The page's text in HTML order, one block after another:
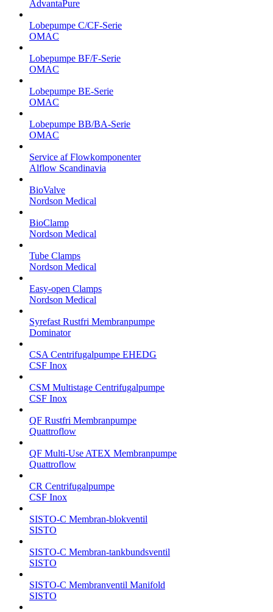
AdvantaPure
Lobepumpe C/CF-Serie
OMAC
Lobepumpe BF/F-Serie
OMAC
Lobepumpe BE-Serie
OMAC
Lobepumpe BB/BA-Serie
OMAC
Service af Flowkomponenter
Alflow Scandinavia
BioValve
Nordson Medical
BioClamp
Nordson Medical
Tube Clamps
Nordson Medical
Easy-open Clamps
Nordson Medical
Syrefast Rustfri Membranpumpe
Dominator
CSA Centrifugalpumpe EHEDG
CSF Inox
CSM Multistage Centrifugalpumpe
CSF Inox
QF Rustfri Membranpumpe
Quattroflow
QF Multi-Use ATEX Membranpumpe
Quattroflow
CR Centrifugalpumpe
CSF Inox
SISTO-C Membran-blokventil
SISTO
SISTO-C Membran-tankbundsventil
SISTO
SISTO-C Membranventil Manifold
SISTO